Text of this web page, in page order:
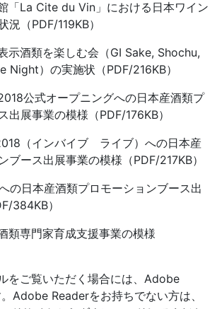
La Cite du Vin」における日本ワイン
（PDF/119KB）
酒類を楽しむ会（GI Sake, Shochu,
Night）の実施状（PDF/216KB）
公式オープニングへの日本産酒類プ
出展事業の模様（PDF/176KB）
（インバイブ ライブ）への日本産
ブース出展事業の模様（PDF/217KB）
日本産酒類プロモーションブース出
384KB）
専門家育成支援事業の模様
をご覧いただく場合には、Adobe
Adobe Readerをお持ちでない方は、